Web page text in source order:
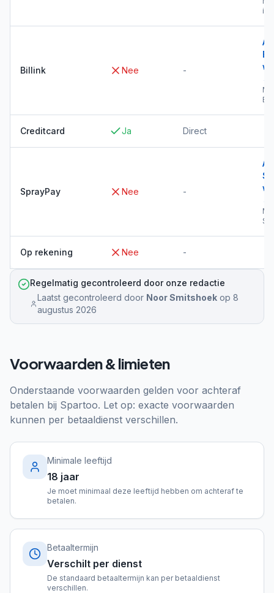
in3
Billink Nee -
→
Creditcard Ja Direct
SprayPay Nee -
→
Op rekening Nee -
Regelmatig gecontroleerd door onze redactie
Laatst gecontroleerd door Noor Smitshoekop 8
augustus 2026
Voorwaarden & limieten
Onderstaande voorwaarden gelden voor achteraf
betalen bij Spartoo. Let op: exacte voorwaarden
kunnen per betaaldienst verschillen.
Minimale leeftijd
18 jaar
Je moet minimaal deze leeftijd hebben om achteraf te
betalen.
Betaaltermijn
Verschilt per dienst
De standaard betaaltermijn kan per betaaldienst
verschillen.